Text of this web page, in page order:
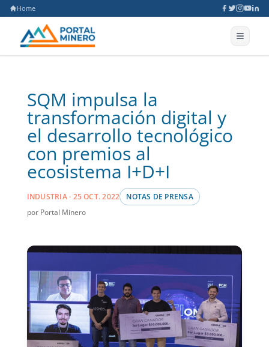
Home
SQM impulsa la
transformación digital y
el desarrollo tecnológico
con premios al
ecosistema I+D+I
INDUSTRIA · 25 OCT. 2022 NOTAS DE PRENSA
por Portal Minero